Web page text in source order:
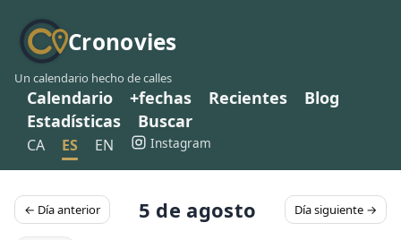
Cronovies
Un calendario hecho de calles
Calendario +fechas Recientes
Blog
Estadísticas
Buscar
CA ES EN Instagram
← Día anterior 5 de agosto Día siguiente →